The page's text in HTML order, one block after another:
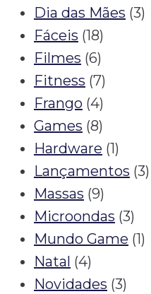
Dia das Mães (3)
Fáceis (18)
Filmes (6)
Fitness (7)
Frango (4)
Games (8)
Hardware (1)
Lançamentos (3)
Massas (9)
Microondas (3)
Mundo Game (1)
Natal (4)
Novidades (3)